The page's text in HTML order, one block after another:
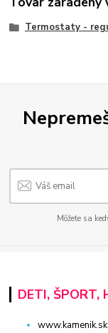
Termostaty -
Môžete sa
DETI, ŠPORT,
www.kamenik.sk